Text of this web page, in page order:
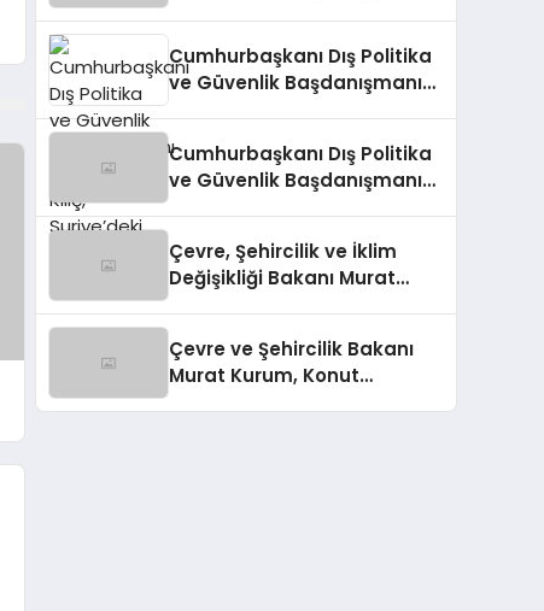
Cumhurbaşkanı Dış Politika
ve Güvenlik Başdanışmanı
Değerlendirdi
Cumhurbaşkanı Dış Politika
ve Güvenlik Başdanışmanı
Açıklamalar
Çevre, Şehircilik ve İklim
Değişikliği Bakanı Murat
Çevre ve Şehircilik Bakanı
Murat Kurum, Konut